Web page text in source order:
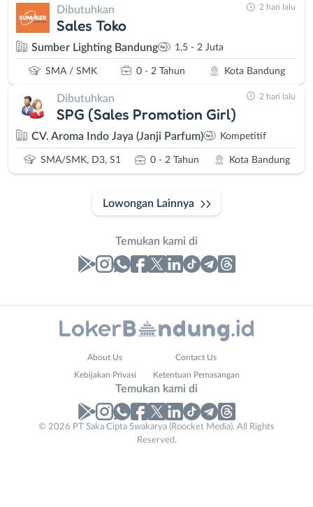
Dibutuhkan
Sales Toko
Sumber Lighting Bandung 1,5 - 2 Juta
SMA / SMK 0 - 2 Tahun Kota Bandung
2 hari lalu
Dibutuhkan
SPG (Sales Promotion Girl)
CV. Aroma Indo Jaya (Janji Parfum) Kompetitif
SMA/SMK, D3, S1 0 - 2 Tahun Kota Bandung
2 hari lalu
Lowongan Lainnya
Temukan kami di
Lowongan
No. Telp /
About Us Contact Us
Kebijakan Privasi Ketentuan Pemasangan
Temukan kami di
© 2026 PT Saka Cipta Swakarya (Roocket Media). All Rights
Reserved.